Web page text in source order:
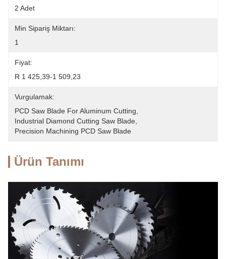
2 Adet
Min Sipariş Miktarı:
1
Fiyat:
R 1 425,39-1 509,23
Vurgulamak:
PCD Saw Blade For Aluminum Cutting
Industrial Diamond Cutting Saw Blade
Precision Machining PCD Saw Blade
Ürün Tanımı